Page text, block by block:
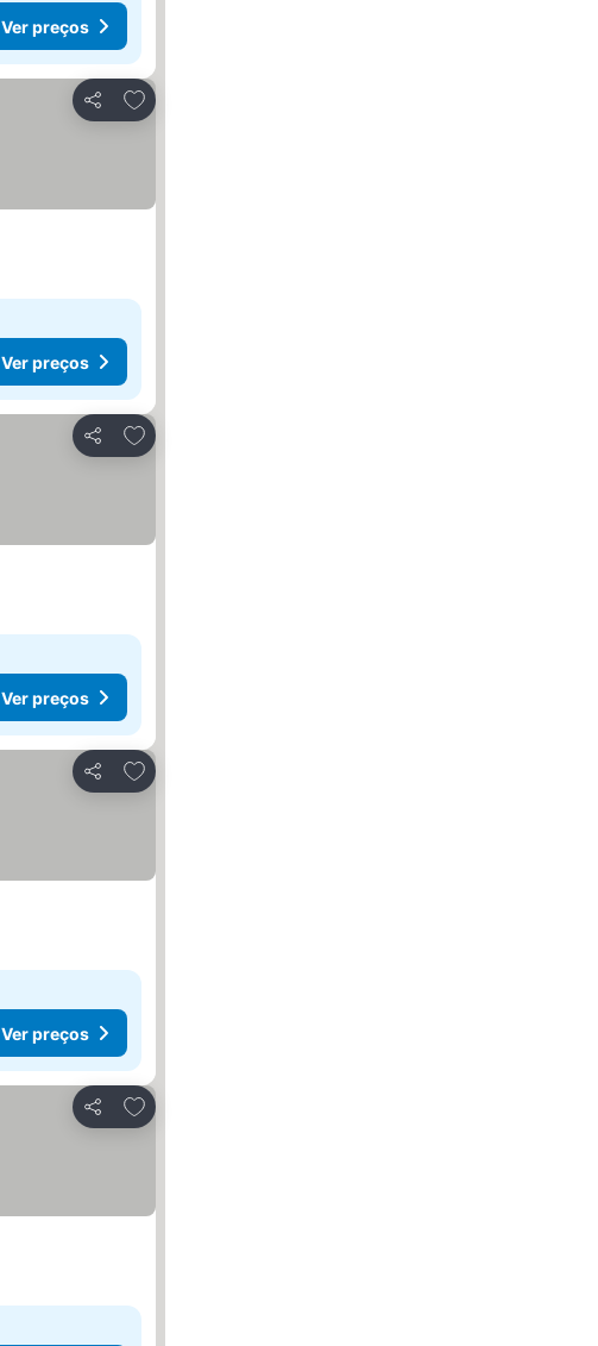
Ver preços
Partilhar
Adicionar aos favoritos
Ver preços
Partilhar
Adicionar aos favoritos
Ver preços
Partilhar
Adicionar aos favoritos
Ver preços
Partilhar
Adicionar aos favoritos